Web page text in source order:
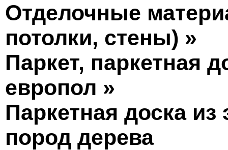
Отделочные
потолки, стены) »
Паркет, паркетная
европол »
Паркетная доска из
пород дерева